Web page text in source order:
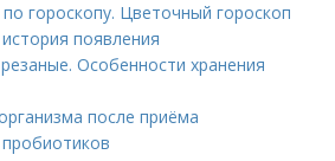
гороскопу. Цветочный гороскоп
появления
Особенности хранения
после приёма